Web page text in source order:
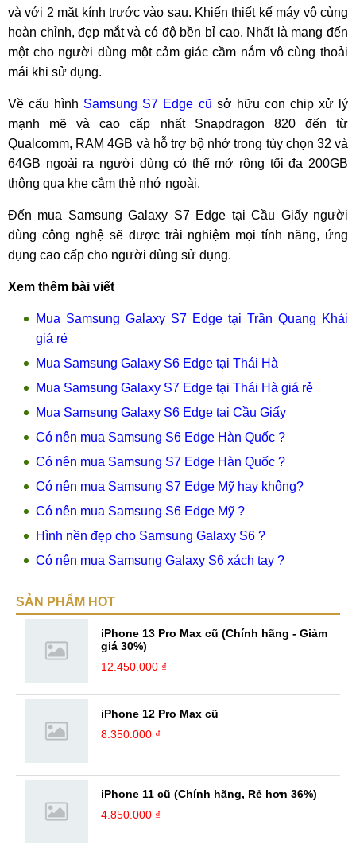
và với 2 mặt kính trước vào sau. Khiến thiết kế máy vô cùng
hoàn chỉnh, đẹp mắt và có độ bền bỉ cao. Nhất là mang đến
một cho người dùng một cảm giác cầm nắm vô cùng thoải
mái khi sử dụng.
Về cấu hình Samsung S7 Edge cũ sở hữu con chip xử lý
mạnh mẽ và cao cấp nhất Snapdragon 820 đến từ
Qualcomm, RAM 4GB và hỗ trợ bộ nhớ trong tùy chọn 32 và
64GB ngoài ra người dùng có thể mở rộng tối đa 200GB
thông qua khe cắm thẻ nhớ ngoài.
Đến mua Samsung Galaxy S7 Edge tại Cầu Giấy người
dùng công nghệ sẽ được trải nghiệm mọi tính năng, ứng
dụng cao cấp cho người dùng sử dụng.
Xem thêm bài viết
Mua Samsung Galaxy S7 Edge tại Trần Quang Khải
giá rẻ
Mua Samsung Galaxy S6 Edge tại Thái Hà
Mua Samsung Galaxy S7 Edge tại Thái Hà giá rẻ
Mua Samsung Galaxy S6 Edge tại Cầu Giấy
Có nên mua Samsung S6 Edge Hàn Quốc ?
Có nên mua Samsung S7 Edge Hàn Quốc ?
Có nên mua Samsung S7 Edge Mỹ hay không?
Có nên mua Samsung S6 Edge Mỹ ?
Hình nền đẹp cho Samsung Galaxy S6 ?
Có nên mua Samsung Galaxy S6 xách tay ?
SẢN PHẨM HOT
iPhone 13 Pro Max cũ (Chính hãng - Giảm
giá 30%)
12.450.000 ₫
iPhone 12 Pro Max cũ
8.350.000 ₫
iPhone 11 cũ (Chính hãng, Rẻ hơn 36%)
4.850.000 ₫